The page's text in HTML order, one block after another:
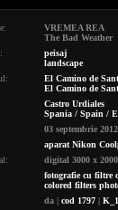
VREMEA REA
The Bad Weather
peisaj
landscape
El Camino de
El Camino de
Castro Urdiales
Spania / Spain /
03 septembrie 2012
aparat Nikon
digital 3000 x 2000
fotografie cu filtre
colored filters
da | cod 1797 |